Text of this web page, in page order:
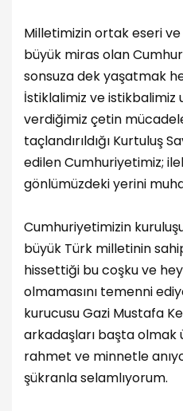
Milletimizin ortak eseri
büyük miras olan
sonsuza dek yaşatmak
İstiklalimiz ve
verdiğimiz çetin
taçlandırıldığı Kurtuluş
edilen Cumhuriyetimiz;
gönlümüzdeki yerini
Cumhuriyetimizin
büyük Türk milletinin
hissettiği bu coşku ve
olmamasını temenni
kurucusu Gazi Mustafa
arkadaşları başta olmak
rahmet ve minnetle
şükranla selamlıyorum.